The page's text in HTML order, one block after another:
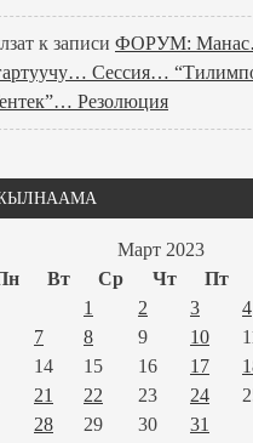
к записи ФОРУМ:
Сессия…
Резолюция
Март 2023
Вт Ср Чт Пт
1
2 3 4
7 8 9 10
14 15 16 17
21 22 23 24
28 29 30 31